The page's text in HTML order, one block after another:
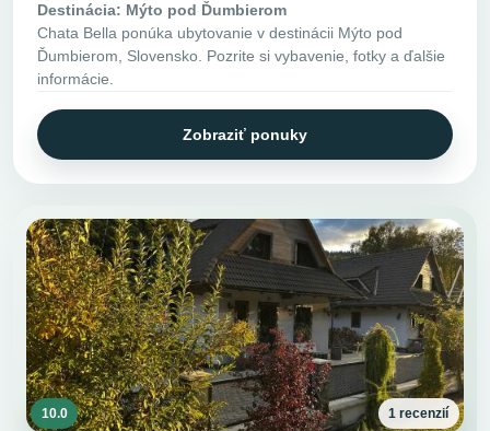
Destinácia: Mýto pod Ďumbierom
Chata Bella ponúka ubytovanie v destinácii Mýto pod
Ďumbierom, Slovensko. Pozrite si vybavenie, fotky a ďalšie
informácie.
Zobraziť ponuky
10.0 1 recenzií